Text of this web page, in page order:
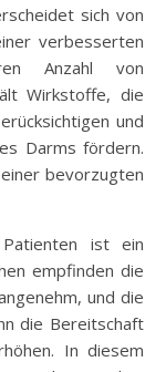
sich von
verbesserten
Anzahl von
Wirkstoffe, die
und
Darms fördern.
bevorzugten
ist ein
empfinden die
und die
die Bereitschaft
In diesem